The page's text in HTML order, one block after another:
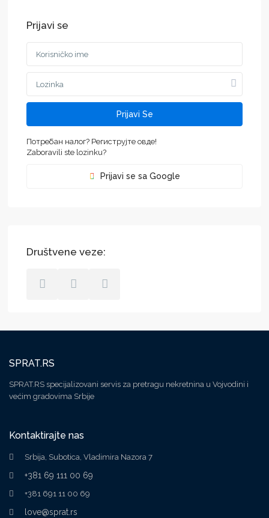
Prijavi se
Prijavi Se
Потребан налог? Региструјте овде!
Zaboravili ste lozinku?
Prijavi se sa Google
Društvene veze:
SPRAT.RS
SPRAT.RS specijalizovani servis za pretragu nekretnina u Vojvodini i
većim gradovima Srbije
Kontaktirajte nas
Srbija, Subotica, Vladimira Nazora 7
+381 69 111 00 69
+381 691 11 00 69
love@sprat.rs